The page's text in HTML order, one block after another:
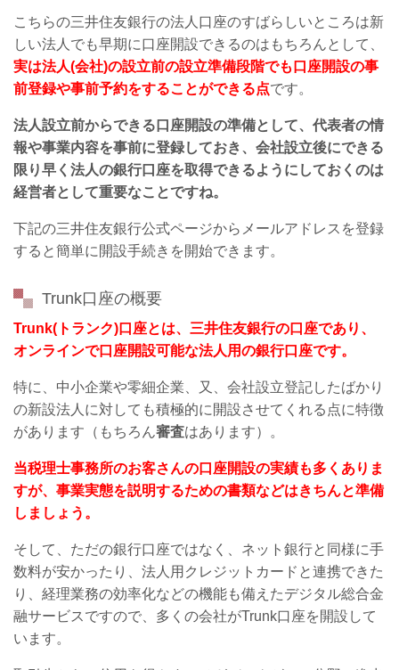
こちらの三井住友銀行の法人口座のすばらしいところは新
しい法人でも早期に口座開設できるのはもちろんとして、
実は法人(会社)の設立前の設立準備段階でも口座開設の事
前登録や事前予約をすることができる点です。
法人設立前からできる口座開設の準備として、代表者の情
報や事業内容を事前に登録しておき、会社設立後にできる
限り早く法人の銀行口座を取得できるようにしておくのは
経営者として重要なことですね。
下記の三井住友銀行公式ページからメールアドレスを登録
すると簡単に開設手続きを開始できます。
Trunk口座の概要
Trunk(トランク)口座とは、三井住友銀行の口座であり、
オンラインで口座開設可能な法人用の銀行口座です。
特に、中小企業や零細企業、又、会社設立登記したばかり
の新設法人に対しても積極的に開設させてくれる点に特徴
があります（もちろん審査はあります）。
当税理士事務所のお客さんの口座開設の実績も多くありま
すが、事業実態を説明するための書類などはきちんと準備
しましょう。
そして、ただの銀行口座ではなく、ネット銀行と同様に手
数料が安かったり、法人用クレジットカードと連携できた
り、経理業務の効率化などの機能も備えたデジタル総合金
融サービスですので、多くの会社がTrunk口座を開設して
います。